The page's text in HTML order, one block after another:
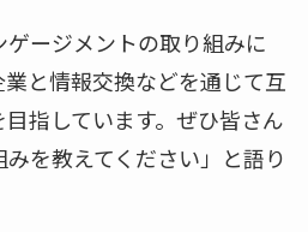
ージメントの取り組みに
と情報交換などを通じて互
指しています。ぜひ皆さん
を教えてください」と語り